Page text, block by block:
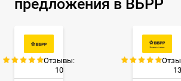
предложения в ВБРР
Отзывы:
10
13